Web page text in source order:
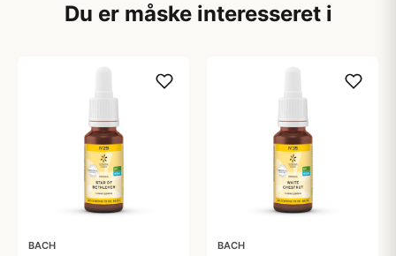
Du er måske interesseret i
BACH BACH